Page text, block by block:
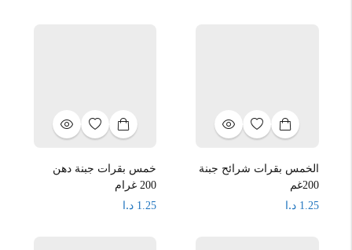
الخمس بقرات شرائح جبنة
200غم
1.25 د.ا
خمس بقرات جبنة دهن
200 غرام
1.25 د.ا